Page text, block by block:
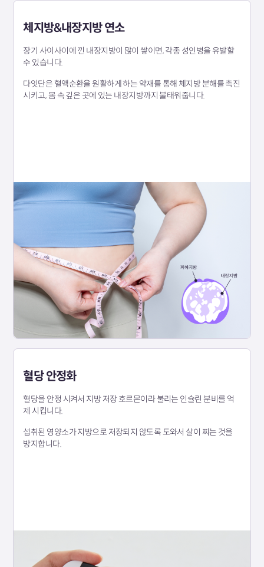
체지방&내장지방 연소
장기 사이사이에 낀 내장지방이 많이 쌓이면, 각종 성인병을 유발할
수 있습니다.
다잇단은 혈액순환을 원활하게 하는 약재를 통해 체지방 분해를 촉진
시키고, 몸 속 깊은 곳에 있는 내장지방까지 불태워줍니다.
혈당 안정화
혈당을 안정 시켜서 지방 저장 호르몬이라 불리는 인슐린 분비를 억
제 시킵니다.
섭취된 영양소가 지방으로 저장되지 않도록 도와서 살이 찌는 것을
방지합니다.